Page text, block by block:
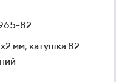
82
мм, катушка 82